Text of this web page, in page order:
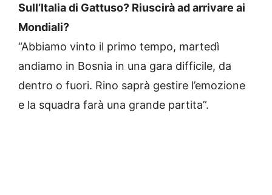
Sull’Italia di Gattuso? Riuscirà ad arrivare ai
Mondiali?
“Abbiamo vinto il primo tempo, martedì
andiamo in Bosnia in una gara difficile, da
dentro o fuori. Rino saprà gestire l’emozione
e la squadra farà una grande partita”.